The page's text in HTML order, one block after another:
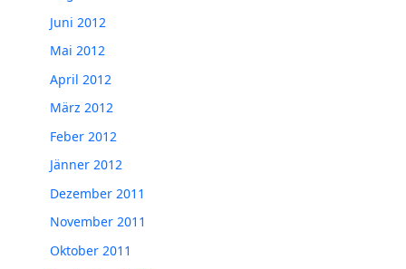
Juni 2012
Mai 2012
April 2012
März 2012
Feber 2012
Jänner 2012
Dezember 2011
November 2011
Oktober 2011